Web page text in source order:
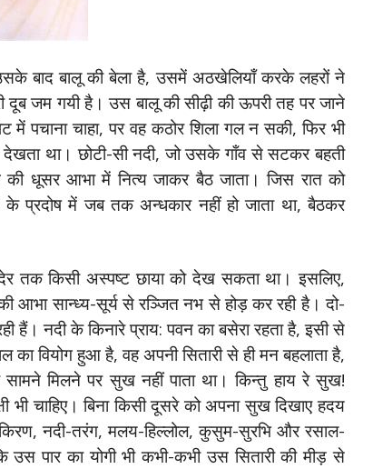
बाद बालू की बेला है, उसमें अठखेलियाँ करके लहरों ने
दूब जम गयी है। उस बालू की सीढ़ी की ऊपरी तह पर जाने
चाहा, पर वह कठोर शिला गल न सकी, फिर भी
था। छोटी-सी नदी, जो उसके गाँव से सटकर बहती
की धूसर आभा में नित्य जाकर बैठ जाता। जिस रात को
में जब तक अन्धकार नहीं हो जाता था, बैठकर
तक किसी अस्पष्ट छाया को देख सकता था। इसलिए,
आभा सान्ध्य-सूर्य से रञ्जित नभ से होड़ कर रही है। दो-
नदी के किनारे प्राय: पवन का बसेरा रहता है, इसी से
वियोग हुआ है, वह अपनी सितारी से ही मन बहलाता है,
मिलने पर सुख नहीं पाता था। किन्तु हाय रे सुख!
चाहिए। बिना किसी दूसरे को अपना सुख दिखाए हदय
नदी-तरंग, मलय-हिल्लोल, कुसुम-सुरभि और रसाल-
उस पार का योगी भी कभी-कभी उस सितारी की मीड़ से